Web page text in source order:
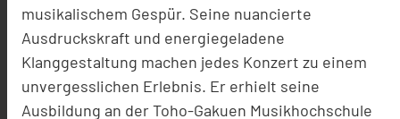
musikalischem Gespür. Seine nuancierte
Ausdruckskraft und energiegeladene
Klanggestaltung machen jedes Konzert zu einem
unvergesslichen Erlebnis. Er erhielt seine
Ausbildung an der Toho-Gakuen Musikhochschule